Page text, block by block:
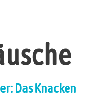
Das Knacken